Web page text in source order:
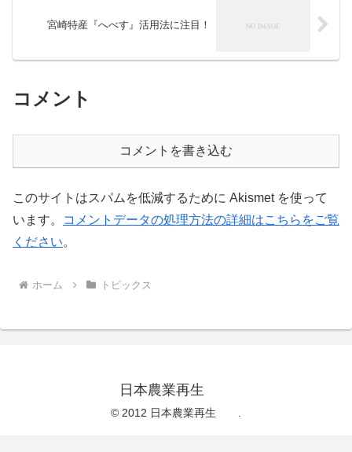
宮崎特産『へべす』活用法に注目！
コメント
コメントを書き込む
このサイトはスパムを低減するために Akismet を使って
います。
コメントデータの処理方法の詳細はこちらをご覧
ください。
ホーム トピックス
日本農業再生
© 2012 日本農業再生 .